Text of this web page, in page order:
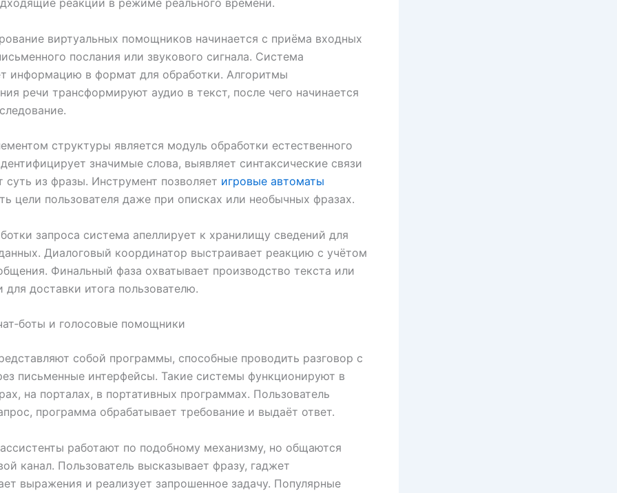
реакции в режиме реального времени.
виртуальных помощников начинается с приёма входных
послания или звукового сигнала. Система
информацию в формат для обработки. Алгоритмы
речи трансформируют аудио в текст, после чего начинается
структуры является модуль обработки естественного
значимые слова, выявляет синтаксические связи
суть из фразы. Инструмент позволяет игровые автоматы
цели пользователя даже при описках или необычных фразах.
запроса система апеллирует к хранилищу сведений для
Диалоговый координатор выстраивает реакцию с учётом
Финальный фаза охватывает производство текста или
для доставки итога пользователю.
и голосовые помощники
собой программы, способные проводить разговор с
письменные интерфейсы. Такие системы функционируют в
на порталах, в портативных программах. Пользователь
программа обрабатывает требование и выдаёт ответ.
работают по подобному механизму, но общаются
канал. Пользователь высказывает фразу, гаджет
выражения и реализует запрошенное задачу. Популярные